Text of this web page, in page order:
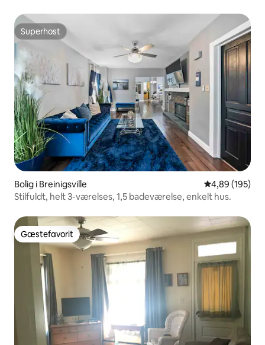
Superhost
Superhost
Bolig i Breinigsville 4,89 ud af 5 i
4,89 (195)
Stilfuldt, helt 3-værelses, 1,5 badeværelse, enkelt hus.
Gæstefavorit
Gæstefavorit